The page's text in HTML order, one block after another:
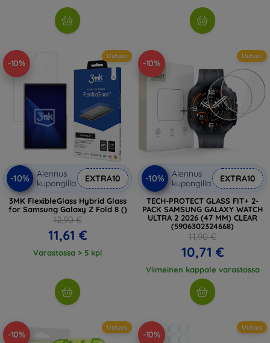
-10%
Uutuus
-10%
Alennus
kupongilla
EXTRA10
3MK FlexibleGlass Hybrid Glass
for Samsung Galaxy Z Fold 8 ()
12,90 €
11,61 €
Varastossa > 5 kpl
-10%
Uutuus
-10%
Alennus
kupongilla
EXTRA10
TECH-PROTECT GLASS FIT+ 2-
PACK SAMSUNG GALAXY WATCH
ULTRA 2 2026 (47 MM) CLEAR
(5906302324668)
11,90 €
10,71 €
Viimeinen kappale varastossa
-10%
Uutuus
-10%
Uutuus